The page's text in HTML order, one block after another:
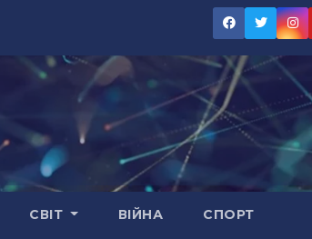
СВІТ ВІЙНА СПОРТ